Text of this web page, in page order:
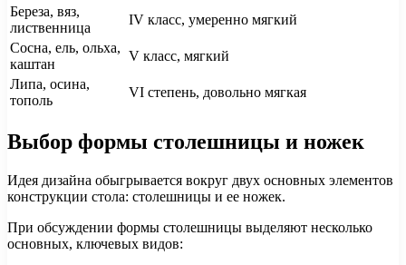
Береза, вяз,
лиственница
IV класс, умеренно мягкий
Сосна, ель, ольха,
каштан
V класс, мягкий
Липа, осина,
тополь
VI степень, довольно мягкая
Выбор формы столешницы и ножек
Идея дизайна обыгрывается вокруг двух основных элементов
конструкции стола: столешницы и ее ножек.
При обсуждении формы столешницы выделяют несколько
основных, ключевых видов: